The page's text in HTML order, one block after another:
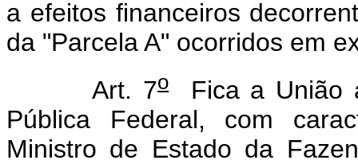
a efeitos financeiros
da "Parcela A" ocorridos em
Art. 7oFica a União
Pública Federal, com
Ministro de Estado da